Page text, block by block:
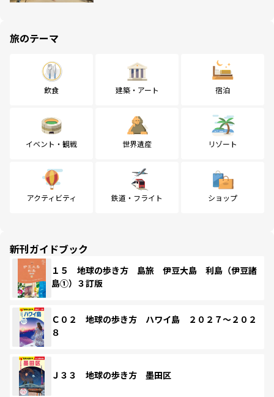
旅のテーマ
飲食 建築・アート 宿泊
イベント・観戦 世界遺産 リゾート
アクティビティ 鉄道・フライト ショップ
新刊ガイドブック
１５ 地球の歩き方 島旅 伊豆大島 利島（伊豆諸
島①）３訂版
Ｃ０２ 地球の歩き方 ハワイ島 ２０２７～２０２
８
Ｊ３３ 地球の歩き方 墨田区